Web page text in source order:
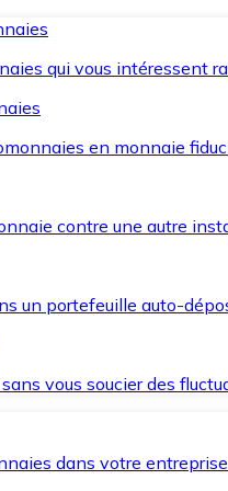
qui vous intéressent
en monnaie
contre une autre
un portefeuille auto-
vous soucier des
dans votre